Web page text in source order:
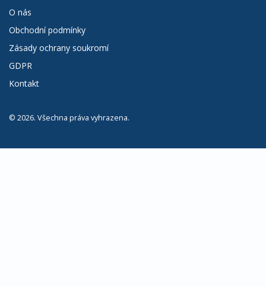
O nás
Obchodní podmínky
Zásady ochrany soukromí
GDPR
Kontakt
© 2026. Všechna práva vyhrazena.